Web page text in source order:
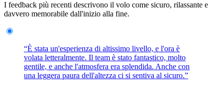
I feedback più recenti descrivono il volo come sicuro, rilassante e
davvero memorabile dall'inizio alla fine.
“È stata un'esperienza di altissimo livello, e l'ora è
volata letteralmente. Il team è stato fantastico, molto
gentile, e anche l'atmosfera era splendida. Anche con
una leggera paura dell'altezza ci si sentiva al sicuro.”